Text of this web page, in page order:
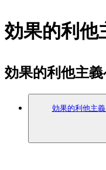
効果的利他
効果的利他主
効果的利他主